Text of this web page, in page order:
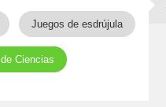
Juegos de esdrújula
Ciencias